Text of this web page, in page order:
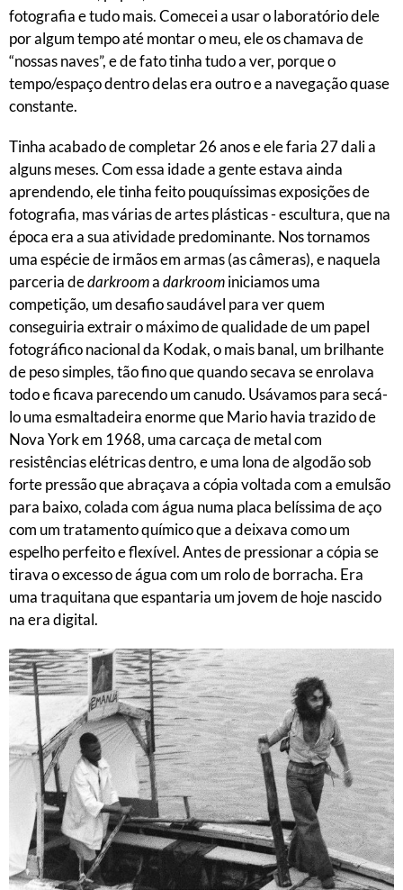
fotografia e tudo mais. Comecei a usar o laboratório dele
por algum tempo até montar o meu, ele os chamava de
“nossas naves”, e de fato tinha tudo a ver, porque o
tempo/espaço dentro delas era outro e a navegação quase
constante.
Tinha acabado de completar 26 anos e ele faria 27 dali a
alguns meses. Com essa idade a gente estava ainda
aprendendo, ele tinha feito pouquíssimas exposições de
fotografia, mas várias de artes plásticas - escultura, que na
época era a sua atividade predominante. Nos tornamos
uma espécie de irmãos em armas (as câmeras), e naquela
parceria dedarkroomadarkroominiciamos uma
competição, um desafio saudável para ver quem
conseguiria extrair o máximo de qualidade de um papel
fotográfico nacional da Kodak, o mais banal, um brilhante
de peso simples, tão fino que quando secava se enrolava
todo e ficava parecendo um canudo. Usávamos para secá-
lo uma esmaltadeira enorme que Mario havia trazido de
Nova York em 1968, uma carcaça de metal com
resistências elétricas dentro, e uma lona de algodão sob
forte pressão que abraçava a cópia voltada com a emulsão
para baixo, colada com água numa placa belíssima de aço
com um tratamento químico que a deixava como um
espelho perfeito e flexível. Antes de pressionar a cópia se
tirava o excesso de água com um rolo de borracha. Era
uma traquitana que espantaria um jovem de hoje nascido
na era digital.